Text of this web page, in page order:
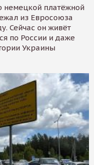
платёжной
из Евросоюза
Сейчас он живёт
по России и даже
Украины